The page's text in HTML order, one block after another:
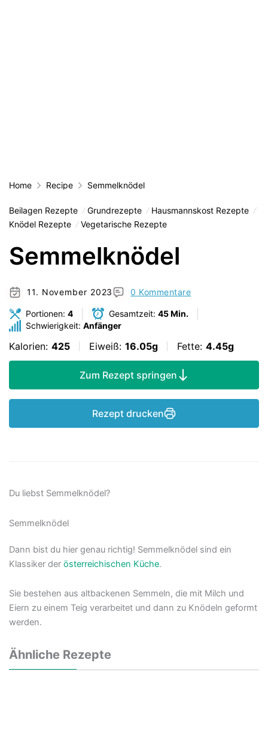
Home Recipe Semmelknödel
Beilagen Rezepte Grundrezepte
Hausmannskost Rezepte
Knödel Rezepte
Vegetarische Rezepte
Semmelknödel
11. November 2023 0 Kommentare
Portionen: 4 Gesamtzeit: 45 Min.
Schwierigkeit: Anfänger
Kalorien: 425 Eiweiß: 16.05g Fette: 4.45g
Zum Rezept springen
Rezept drucken
Du liebst Semmelknödel?
Semmelknödel
Dann bist du hier genau richtig! Semmelknödel sind ein
Klassiker der österreichischen Küche.
Sie bestehen aus altbackenen Semmeln, die mit Milch und
Eiern zu einem Teig verarbeitet und dann zu Knödeln geformt
werden.
Ähnliche Rezepte